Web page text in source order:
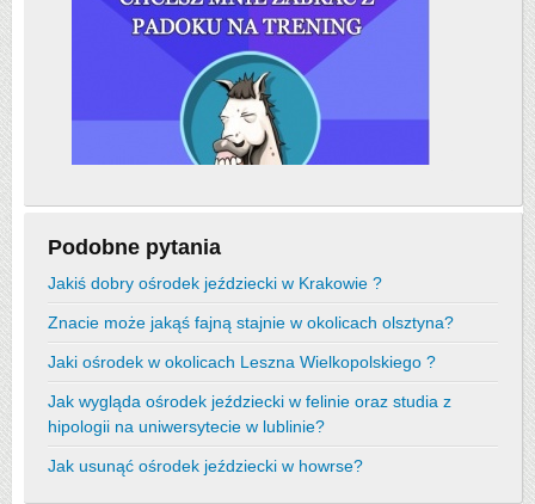
Podobne pytania
Jakiś dobry ośrodek jeździecki w Krakowie ?
Znacie może jakąś fajną stajnie w okolicach olsztyna?
Jaki ośrodek w okolicach Leszna Wielkopolskiego ?
Jak wygląda ośrodek jeździecki w felinie oraz studia z
hipologii na uniwersytecie w lublinie?
Jak usunąć ośrodek jeździecki w howrse?